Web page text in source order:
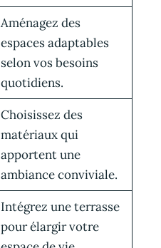
Aménagez des
espaces adaptables
selon vos besoins
quotidiens.
Choisissez des
matériaux qui
apportent une
ambiance conviviale.
Intégrez une terrasse
pour élargir votre